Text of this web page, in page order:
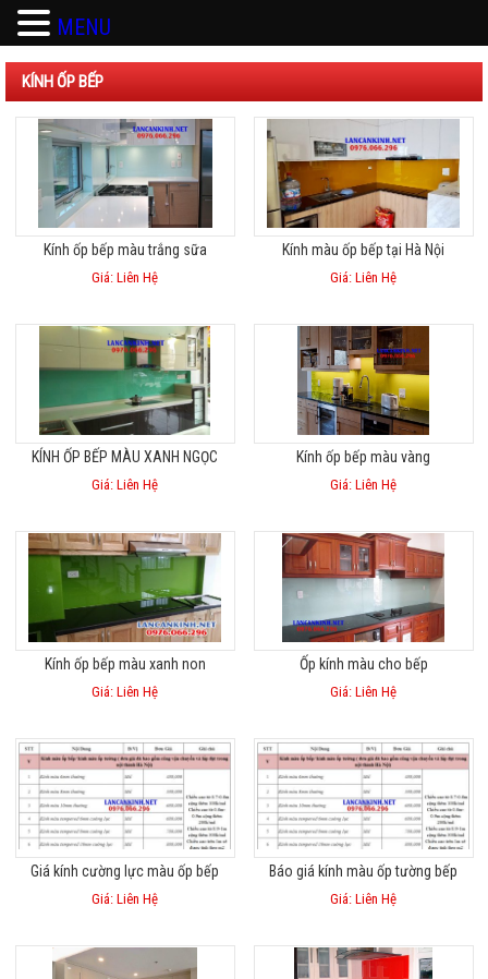
KÍNH ỐP BẾP
Kính ốp bếp màu trắng sữa
Giá: Liên Hệ
Kính màu ốp bếp tại Hà Nội
Giá: Liên Hệ
KÍNH ỐP BẾP MÀU XANH NGỌC
Giá: Liên Hệ
Kính ốp bếp màu vàng
Giá: Liên Hệ
Kính ốp bếp màu xanh non
Giá: Liên Hệ
Ốp kính màu cho bếp
Giá: Liên Hệ
Giá kính cường lực màu ốp bếp
Giá: Liên Hệ
Báo giá kính màu ốp tường bếp
Giá: Liên Hệ
MENU